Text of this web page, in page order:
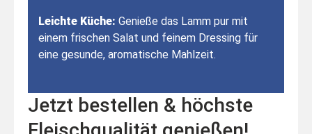
Leichte Küche: Genieße das Lamm pur mit
einem frischen Salat und feinem Dressing für
eine gesunde, aromatische Mahlzeit.
Jetzt bestellen & höchste